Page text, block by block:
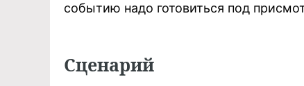
событию надо готовиться под
Сценарий